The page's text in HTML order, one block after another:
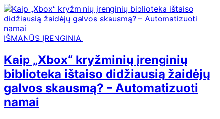
IŠMANŪS ĮRENGINIAI
Kaip „Xbox“ kryžminių įrenginių
biblioteka ištaiso didžiausią žaidėjų
galvos skausmą? – Automatizuoti
namai